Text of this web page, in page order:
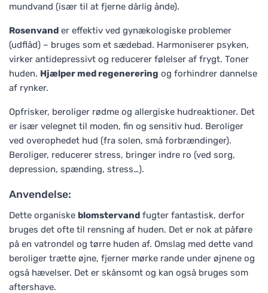
mundvand (især til at fjerne dårlig ånde).
Rosenvand er effektiv ved gynækologiske problemer
(udflåd) – bruges som et sædebad. Harmoniserer psyken,
virker antidepressivt og reducerer følelser af frygt. Toner
huden. Hjælper med regenerering og forhindrer dannelse
af rynker.
Opfrisker, beroliger rødme og allergiske hudreaktioner. Det
er især velegnet til moden, fin og sensitiv hud. Beroliger
ved overophedet hud (fra solen, små forbrændinger).
Beroliger, reducerer stress, bringer indre ro (ved sorg,
depression, spænding, stress…).
Anvendelse:
Dette organiske blomstervand fugter fantastisk, derfor
bruges det ofte til rensning af huden. Det er nok at påføre
på en vatrondel og tørre huden af. Omslag med dette vand
beroliger trætte øjne, fjerner mørke rande under øjnene og
også hævelser. Det er skånsomt og kan også bruges som
aftershave.